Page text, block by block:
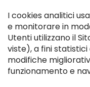
I cookies analitici
e monitorare in
Utenti utilizzano il
viste), a fini
modifiche
funzionamento e